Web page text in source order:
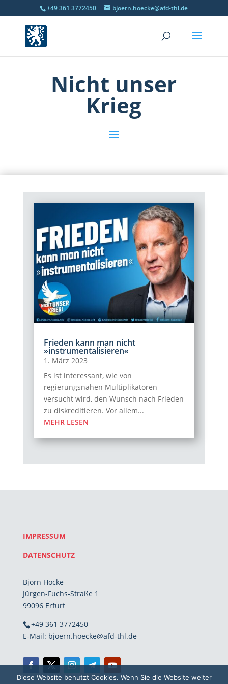
+49 361 3772450 bjoern.hoecke@afd-thl.de
Nicht unser
Krieg
Frieden kann man nicht
»instrumentalisieren«
1. März 2023
Es ist interessant, wie von
regierungsnahen Multiplikatoren
versucht wird, den Wunsch nach Frieden
zu diskreditieren. Vor allem...
MEHR LESEN
IMPRESSUM
DATENSCHUTZ
Björn Höcke
Jürgen-Fuchs-Straße 1
99096 Erfurt
+49 361 3772450
E-Mail: bjoern.hoecke@afd-thl.de
Diese Website benutzt Cookies. Wenn Sie die Website weiter